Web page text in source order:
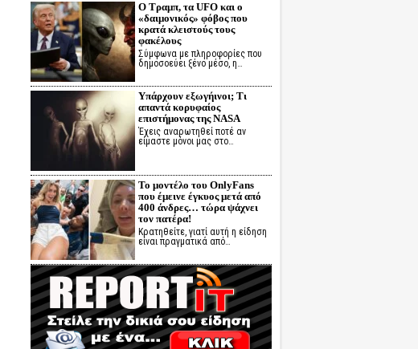
Ο Τραμπ, τα UFO και ο
«δαιμονικός» φόβος που
κρατά κλειστούς τους
φακέλους
Σύμφωνα με πληροφορίες που
δημοσοεύει ξένο μέσο, η…
Υπάρχουν εξωγήινοι; Τι
απαντά κορυφαίος
επιστήμονας της NASA
Έχεις αναρωτηθεί ποτέ αν
είμαστε μόνοι μας στο…
Το μοντέλο του OnlyFans
που έμεινε έγκυος μετά από
400 άνδρες… τώρα ψάχνει
τον πατέρα!
Κρατηθείτε, γιατί αυτή η είδηση
είναι πραγματικά από…